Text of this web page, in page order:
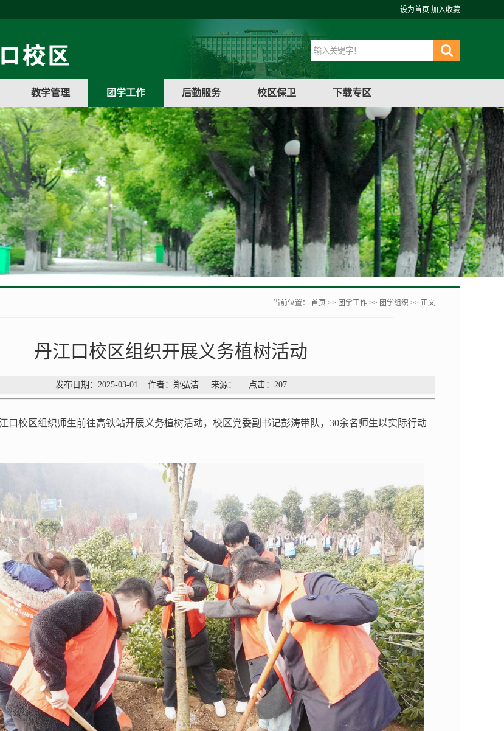
设为首页 加入收藏
教学管理 团学工作 后勤服务 校区保卫 下载专区
当前位置： 首页 >> 团学工作 >> 团学组织 >> 正文
丹江口校区组织开展义务植树活动
发布日期：2025-03-01 作者：郑弘洁 来源： 点击： 207
口校区组织师生前往高铁站开展义务植树活动， 校区党委副书记彭涛带队， 30余名师生以实际行动